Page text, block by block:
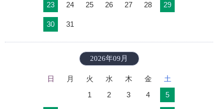
23 24 25 26 27 28 29
30 31
2026年09月
日 月 火 水 木 金
土
1
2 3 4 5